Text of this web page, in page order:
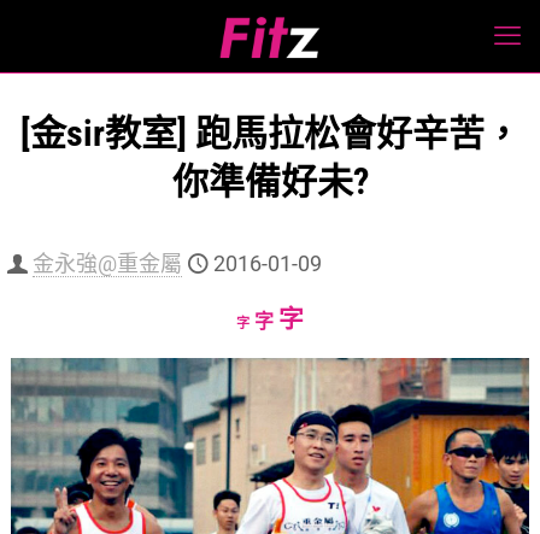
[金sir教室] 跑馬拉松會好辛苦，
你準備好未?
金永強@重金屬 2016-01-09
字Decrease
字Reset
size.
字Increase
size.